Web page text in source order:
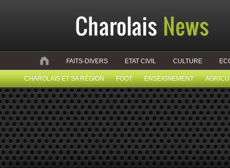
FAITS-DIVERS ETAT CIVIL CULTURE
CHAROLAIS ET SA RÉGION FOOT ENSEIGNEMENT